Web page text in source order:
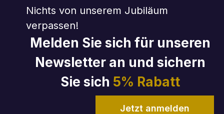
Nichts von unserem Jubiläum
verpassen!
Melden Sie sich für unseren
Newsletter an und sichern
Sie sich 5% Rabatt
Jetzt anmelden